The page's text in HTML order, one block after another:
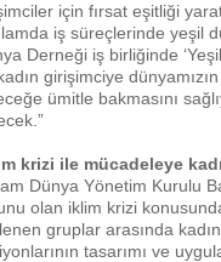
için fırsat eşitliği
iş süreçlerinde yeşil
Derneği iş birliğinde
girişimciye
ümitle bakmasını
krizi ile mücadeleye
Dünya Yönetim Kurulu
olan iklim krizi
gruplar arasında
tasarımı ve